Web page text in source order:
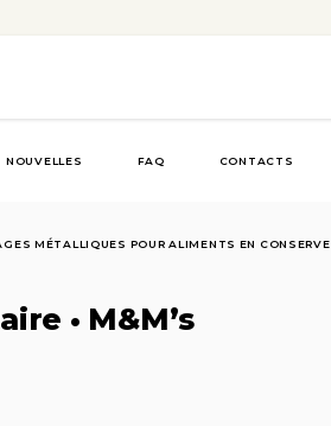
NOUVELLES FAQ CONTACTS
MÉTALLIQUES POUR ALIMENTS EN CONSERVE
• M&M’s